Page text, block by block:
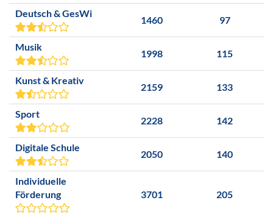
Deutsch & GesWi
1460 97
Musik
1998 115
Kunst & Kreativ
2159 133
Sport
2228 142
Digitale Schule
2050 140
Individuelle
Förderung
3701 205